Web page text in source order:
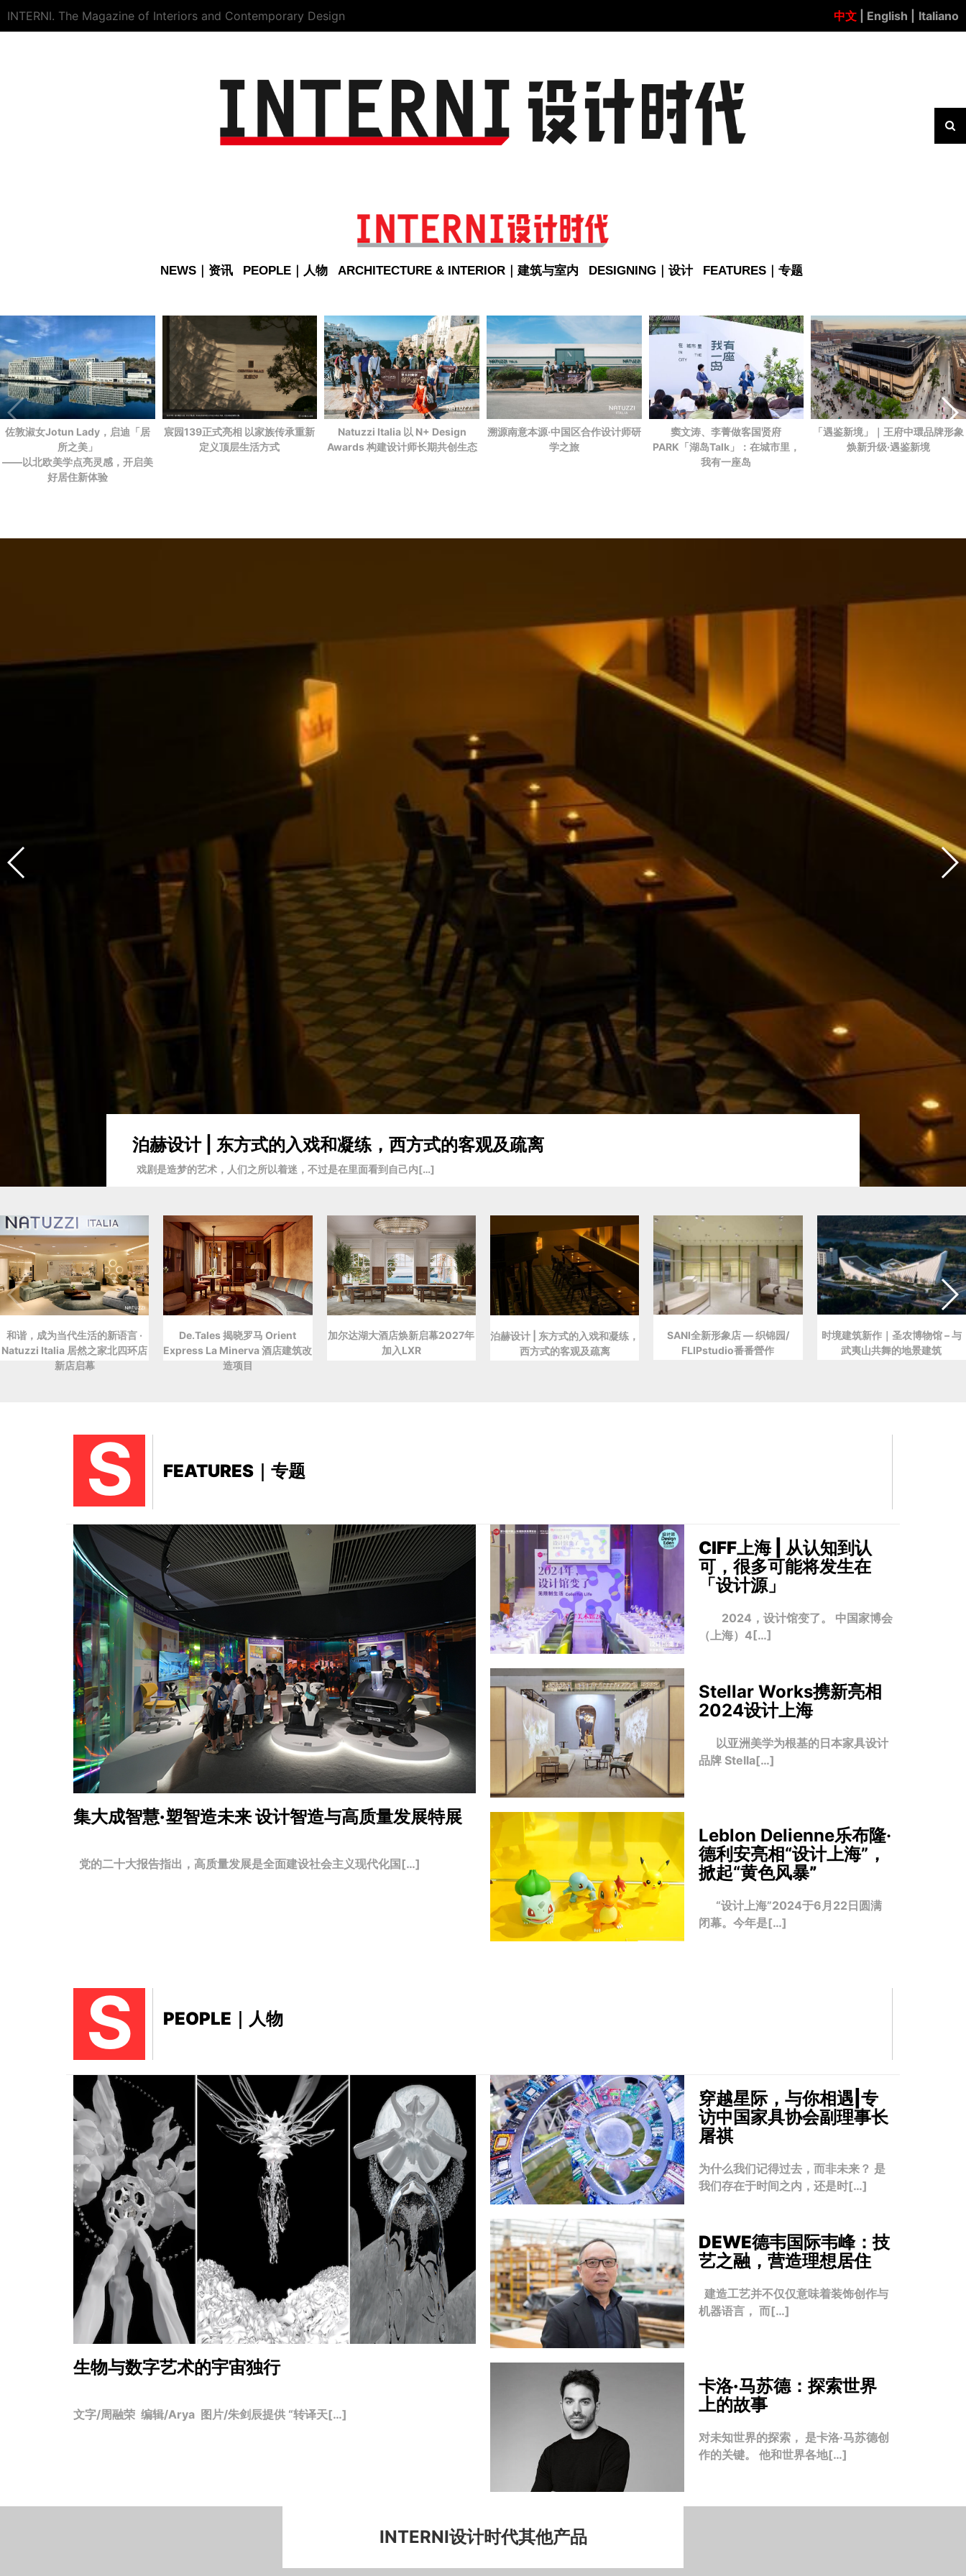
INTERNI. The Magazine of Interiors and Contemporary Design 中文 | English | Italiano
NEWS｜资讯 PEOPLE｜人物 ARCHITECTURE & INTERIOR｜建筑与室内 DESIGNING｜设计 FEATURES｜专题
佐敦淑女Jotun Lady，启迪「居
所之美」
——以北欧美学点亮灵感，开启美
好居住新体验
宸园139正式亮相 以家族传承重新
定义顶层生活方式
Natuzzi Italia 以 N+ Design
Awards 构建设计师长期共创生态
溯源南意本源·中国区合作设计师研
学之旅
窦文涛、李菁做客国贤府
PARK 「湖岛Talk」：在城市里，
我有一座岛
「遇鉴新境」｜王府中環品牌形象
焕新升级·遇鉴新境
泊赫设计 | 东方式的入戏和凝练，西方式的客观及疏离
戏剧是造梦的艺术，人们之所以着迷，不过是在里面看到自己内[…]
和谐，成为当代生活的新语言 ·
Natuzzi Italia 居然之家北四环店
新店启幕
De.Tales 揭晓罗马 Orient
Express La Minerva 酒店建筑改
造项目
加尔达湖大酒店焕新启幕2027年
加入LXR
泊赫设计 | 东方式的入戏和凝练，
西方式的客观及疏离
SANI全新形象店 — 织锦园/
FLIPstudio番番營作
时境建筑新作｜圣农博物馆 – 与
武夷山共舞的地景建筑
S FEATURES｜专题
集大成智慧·塑智造未来设计智造与高质量发展特展
党的二十大报告指出，高质量发展是全面建设社会主义现代化国[…]
CIFF上海 | 从认知到认
可，很多可能将发生在
「设计源」
2024，设计馆变了。 中国家博会
（上海）4[…]
Stellar Works携新亮相
2024设计上海
以亚洲美学为根基的日本家具设计
品牌 Stella[…]
Leblon Delienne乐布隆·
德利安亮相“设计上海”，
掀起“黄色风暴”
“设计上海”2024于6月22日圆满
闭幕。今年是[…]
S PEOPLE｜人物
生物与数字艺术的宇宙独行
文字/周融荣 编辑/Arya 图片/朱剑辰提供 “转译天[…]
穿越星际，与你相遇|专
访中国家具协会副理事长
屠祺
为什么我们记得过去，而非未来？ 是
我们存在于时间之内，还是时[…]
DEWE德韦国际韦峰：技
艺之融，营造理想居住
建造工艺并不仅仅意味着装饰创作与
机器语言， 而[…]
卡洛·马苏德：探索世界
上的故事
对未知世界的探索， 是卡洛·马苏德创
作的关键。 他和世界各地[…]
INTERNI设计时代其他产品